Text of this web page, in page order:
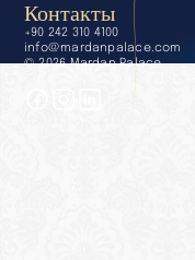
Контакты
+90 242 310 4100
info@mardanpalace.com
© 2026 Mardan Palace